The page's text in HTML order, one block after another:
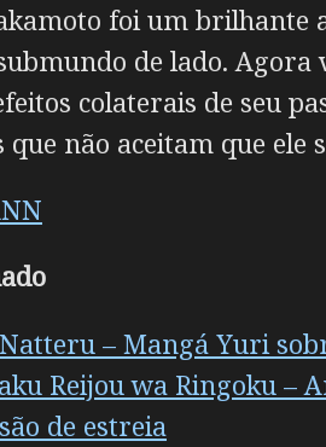
foi um brilhante
de lado.
colaterais de seu
não aceitam que ele
– Mangá Yuri
Reijou wa Ringoku –
de estreia